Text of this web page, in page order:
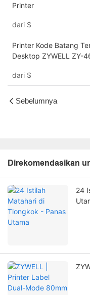
Printer
dari $
Printer Kode Batang
Desktop ZYWELL ZY-
dari $
Sebelumnya
Direkomendasikan
24